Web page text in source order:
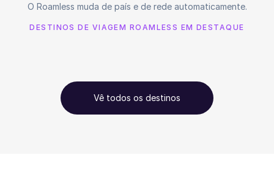
O Roamless muda de país e de rede automaticamente.
DESTINOS DE VIAGEM ROAMLESS EM DESTAQUE
Vê todos os destinos